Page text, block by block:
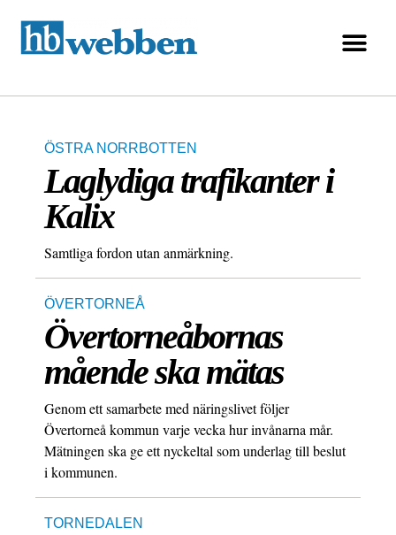
ÖSTRA NORRBOTTEN
Laglydiga trafikanter i
Kalix
Samtliga fordon utan anmärkning.
ÖVERTORNEÅ
Övertorneåbornas
mående ska mätas
Genom ett samarbete med näringslivet följer
Övertorneå kommun varje vecka hur invånarna mår.
Mätningen ska ge ett nyckeltal som underlag till beslut
i kommunen.
TORNEDALEN